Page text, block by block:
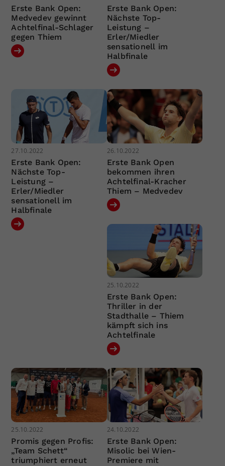
Erste Bank Open:
Medvedev gewinnt
Achtelfinal-Schlager
gegen Thiem
Erste Bank Open:
Nächste Top-
Leistung –
Erler/Miedler
sensationell im
Halbfinale
27.10.2022
Erste Bank Open:
Nächste Top-
Leistung –
Erler/Miedler
sensationell im
Halbfinale
26.10.2022
Erste Bank Open
bekommen ihren
Achtelfinal-Kracher
Thiem – Medvedev
25.10.2022
Erste Bank Open:
Thriller in der
Stadthalle – Thiem
kämpft sich ins
Achtelfinale
25.10.2022
Promis gegen Profis:
„Team Schett“
triumphiert erneut
24.10.2022
Erste Bank Open:
Misolic bei Wien-
Premiere mit